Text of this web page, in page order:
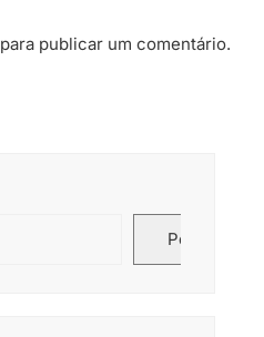
para publicar um comentário.
Pesquisar